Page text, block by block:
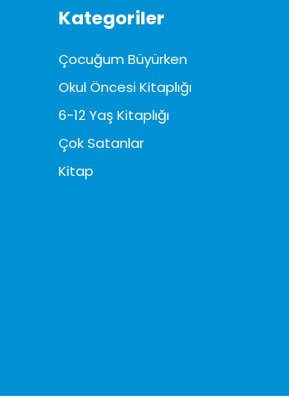
Kategoriler
Çocuğum Büyürken
Okul Öncesi Kitaplığı
6-12 Yaş Kitaplığı
Çok Satanlar
Kitap